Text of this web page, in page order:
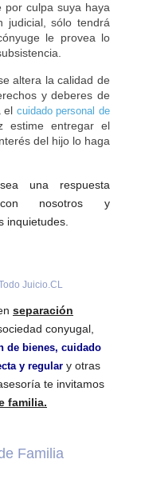
por culpa suya haya
judicial, sólo tendrá
le provea lo
altera la calidad de
y deberes de
el cuidado personal de
estime entregar el
del hijo lo haga
una respuesta
con nosotros y
inquietudes.
Juicio.CL
separación
conyugal,
de bienes, cuidado
y regular y otras
te invitamos
familia.
Familia